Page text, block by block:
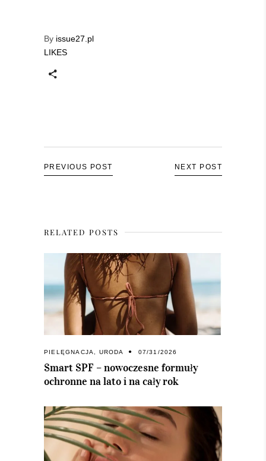
By issue27.pl
LIKES
PREVIOUS POST NEXT POST
RELATED POSTS
PIELĘGNACJA URODA 07/31/2026
Smart SPF – nowoczesne formuły
ochronne na lato i na cały rok